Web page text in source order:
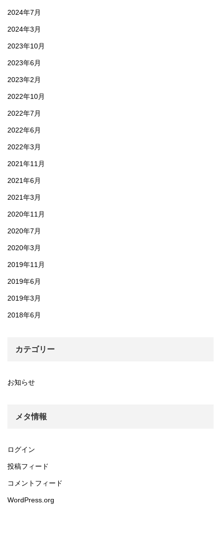
2024年7月
2024年3月
2023年10月
2023年6月
2023年2月
2022年10月
2022年7月
2022年6月
2022年3月
2021年11月
2021年6月
2021年3月
2020年11月
2020年7月
2020年3月
2019年11月
2019年6月
2019年3月
2018年6月
カテゴリー
お知らせ
メタ情報
ログイン
投稿フィード
コメントフィード
WordPress.org